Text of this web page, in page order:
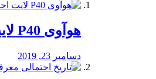
هوآوی P40 لایت احتمالا موبا
دسامبر 23, 2019